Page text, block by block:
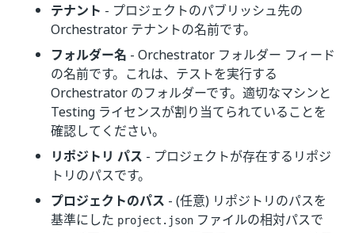
テナント - プロジェクトのパブリッシュ先の
Orchestrator テナントの名前です。
フォルダー名 - Orchestrator フォルダー フィード
の名前です。これは、テストを実行する
Orchestrator のフォルダーです。適切なマシンと
Testing ライセンスが割り当てられていることを
確認してください。
リポジトリ パス - プロジェクトが存在するリポジ
トリのパスです。
プロジェクトのパス - (任意) リポジトリのパスを
基準にした project.json ファイルの相対パスで